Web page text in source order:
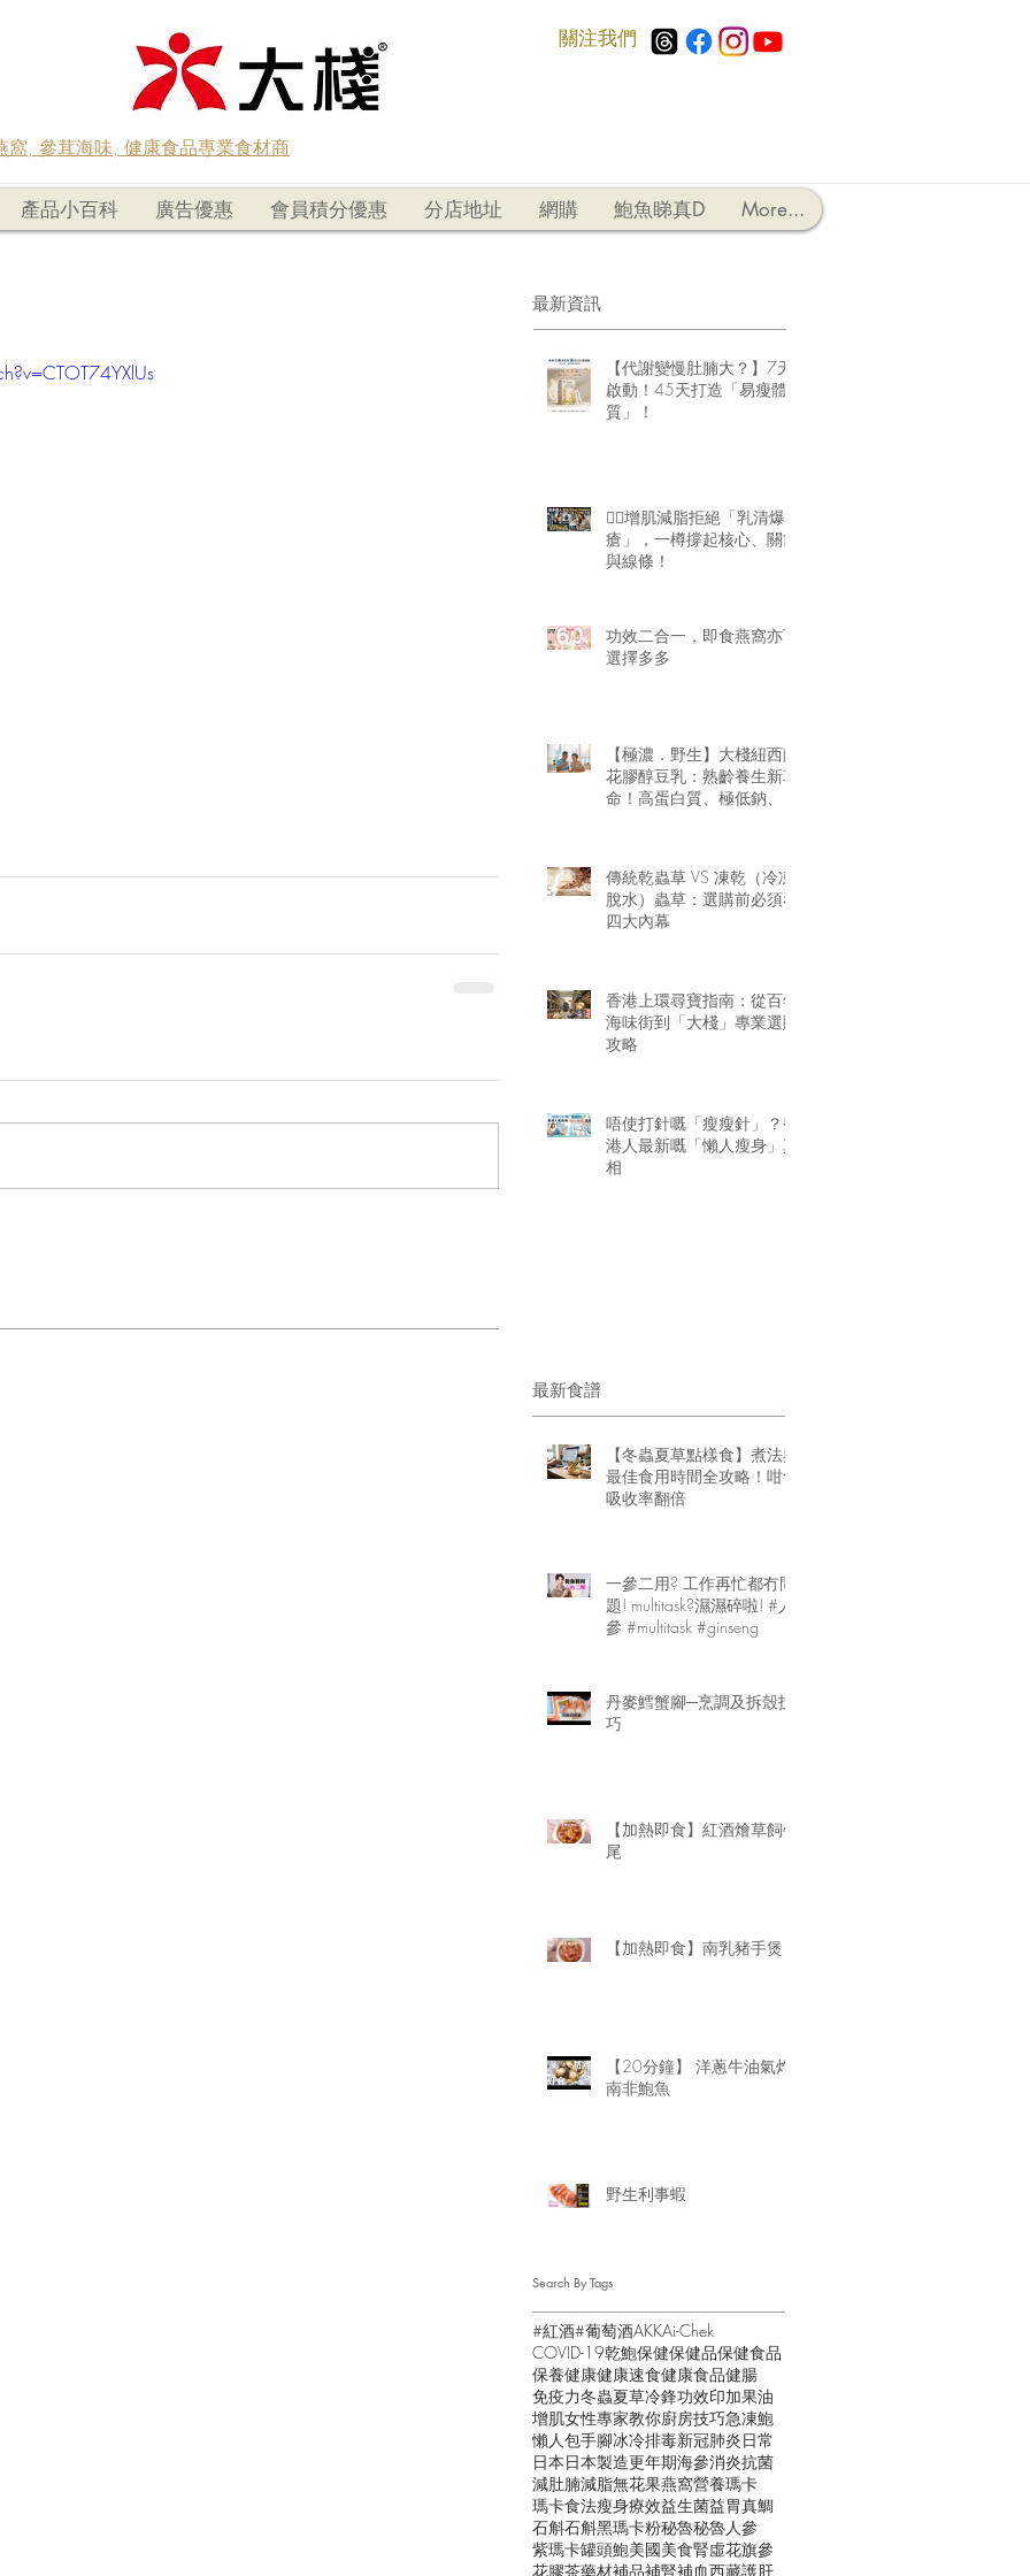
​關注我們
, 參茸海味, 健康食品專業食材商
產品小百科 廣告優惠 會員積分優惠 分店地址 網購 鮑魚睇真D More...
最新資訊
【代謝變慢肚腩大？】7天
啟動！45天打造「易瘦體
質」！
🏋️‍♂️增肌減脂拒絕「乳清爆
瘡」，一樽撐起核心、關節
與線條！
功效二合一，即食燕窩亦可
選擇多多
【極濃．野生】大棧紐西蘭
花膠醇豆乳：熟齡養生新革
命！高蛋白質、極低鈉、零
傳統乾蟲草 VS 凍乾（冷凍
脫水）蟲草：選購前必須看
四大內幕
香港上環尋寶指南：從百年
海味街到「大棧」專業選購
攻略
唔使打針嘅「瘦瘦針」？香
港人最新嘅「懶人瘦身」真
相
最新食譜
【冬蟲夏草點樣食】煮法與
最佳食用時間全攻略！咁食
吸收率翻倍
一參二用? 工作再忙都冇問
題! multitask?濕濕碎啦! #人
參 #multitask #ginseng
丹麥鱈蟹腳─烹調及拆殼技
巧
【加熱即食】紅酒燴草飼牛
尾
【加熱即食】南乳豬手煲
【20分鐘】 洋蔥牛油氣炸
南非鮑魚
野生利事蝦
Search By Tags
#紅酒#葡萄酒AKKAi-Chek
COVID-19乾鮑保健保健品保健食品
保養健康健康速食健康食品健腸
免疫力冬蟲夏草冷鋒功效印加果油
增肌女性專家教你廚房技巧急凍鮑
懶人包手腳冰冷排毒新冠肺炎日常
日本日本製造更年期海參消炎抗菌
減肚腩減脂無花果燕窩營養瑪卡
瑪卡食法瘦身療效益生菌益胃真鯛
石斛石斛黑瑪卡粉秘魯秘魯人參
紫瑪卡罐頭鮑美國美食腎虛花旗參
花膠茶藥材補品補腎補血西藏護肝